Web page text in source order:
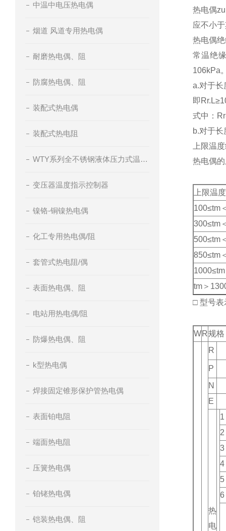
中温中电压热电偶
烟道 风道专用热电偶
耐磨热电偶、阻
防腐热电偶、阻
装配式热电偶
装配式热电阻
WTY系列全不锈钢液体压力式温度计
变压器温度指示控制器
镍铬-铜镍热电偶
化工专用热电偶/阻
套管式热电阻/偶
表面热电偶、阻
电站用热电偶/阻
防爆热电偶、阻
k型热电偶
焊接固定锥形保护管热电偶
表面铂电阻
端面热电阻
压簧热电偶
铂铑热电偶
铠装热电偶、阻
热电偶
应不小
热电偶
常温绝
106kPa
a.对于长
即
式中：
b.对于
上限
热电偶
上限温
100≤tm
300≤tm
500≤tm
850≤tm
tm＞
□ 型号表
W R规格
R
P
N
E
热
电
1
2
3
4
5
6